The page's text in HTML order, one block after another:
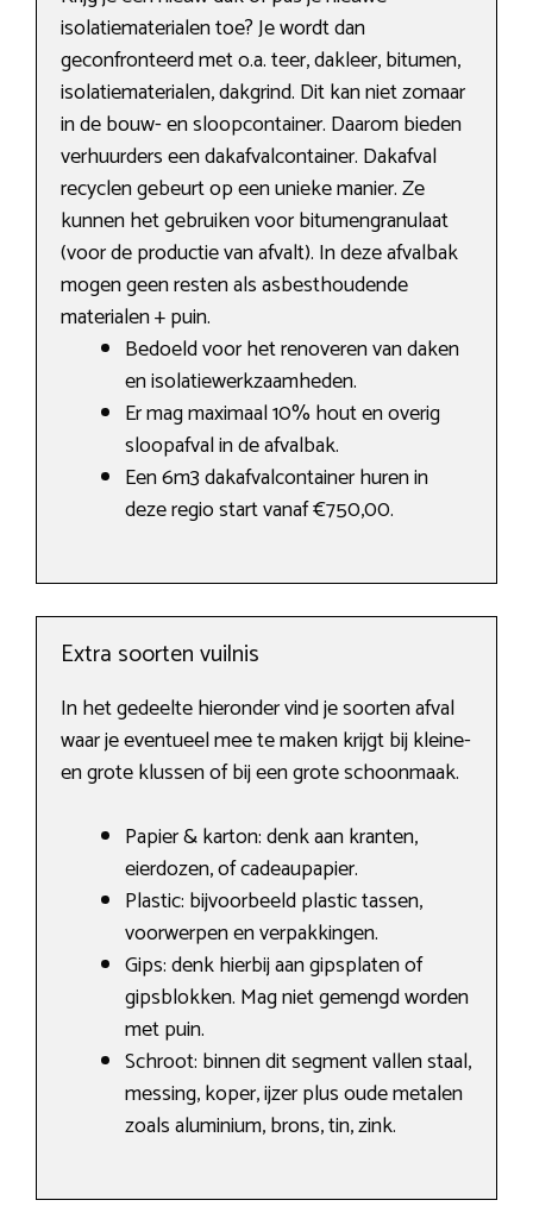
isolatiematerialen toe? Je wordt dan
geconfronteerd met o.a. teer, dakleer, bitumen,
isolatiematerialen, dakgrind. Dit kan niet zomaar
in de bouw- en sloopcontainer. Daarom bieden
verhuurders een dakafvalcontainer. Dakafval
recyclen gebeurt op een unieke manier. Ze
kunnen het gebruiken voor bitumengranulaat
(voor de productie van afvalt). In deze afvalbak
mogen geen resten als asbesthoudende
materialen + puin.
Bedoeld voor het renoveren van daken
en isolatiewerkzaamheden.
Er mag maximaal 10% hout en overig
sloopafval in de afvalbak.
Een 6m3 dakafvalcontainer huren in
deze regio start vanaf €750,00.
Extra soorten vuilnis
In het gedeelte hieronder vind je soorten afval
waar je eventueel mee te maken krijgt bij kleine-
en grote klussen of bij een grote schoonmaak.
Papier & karton: denk aan kranten,
eierdozen, of cadeaupapier.
Plastic: bijvoorbeeld plastic tassen,
voorwerpen en verpakkingen.
Gips: denk hierbij aan gipsplaten of
gipsblokken. Mag niet gemengd worden
met puin.
Schroot: binnen dit segment vallen staal,
messing, koper, ijzer plus oude metalen
zoals aluminium, brons, tin, zink.